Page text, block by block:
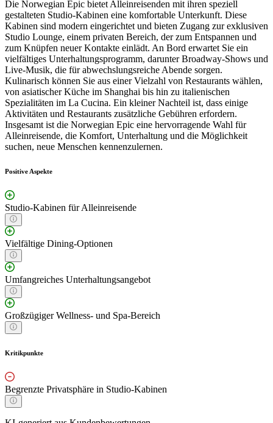
Die Norwegian Epic bietet Alleinreisenden mit ihren speziell
gestalteten Studio-Kabinen eine komfortable Unterkunft. Diese
Kabinen sind modern eingerichtet und bieten Zugang zur exklusiven
Studio Lounge, einem privaten Bereich, der zum Entspannen und
zum Knüpfen neuer Kontakte einlädt. An Bord erwartet Sie ein
vielfältiges Unterhaltungsprogramm, darunter Broadway-Shows und
Live-Musik, die für abwechslungsreiche Abende sorgen.
Kulinarisch können Sie aus einer Vielzahl von Restaurants wählen,
von asiatischer Küche im Shanghai bis hin zu italienischen
Spezialitäten im La Cucina. Ein kleiner Nachteil ist, dass einige
Aktivitäten und Restaurants zusätzliche Gebühren erfordern.
Insgesamt ist die Norwegian Epic eine hervorragende Wahl für
Alleinreisende, die Komfort, Unterhaltung und die Möglichkeit
suchen, neue Menschen kennenzulernen.
Positive Aspekte
Studio-Kabinen für Alleinreisende
Vielfältige Dining-Optionen
Umfangreiches Unterhaltungsangebot
Großzügiger Wellness- und Spa-Bereich
Kritikpunkte
Begrenzte Privatsphäre in Studio-Kabinen